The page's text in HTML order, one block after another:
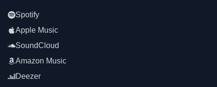
Spotify
Apple Music
SoundCloud
Amazon Music
Deezer